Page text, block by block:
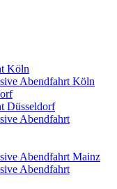
Köln
Abendfahrt Köln
Düsseldorf
Abendfahrt
Abendfahrt Mainz
Abendfahrt